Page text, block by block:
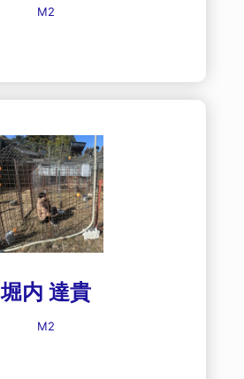
M2
堀内 達貴
M2